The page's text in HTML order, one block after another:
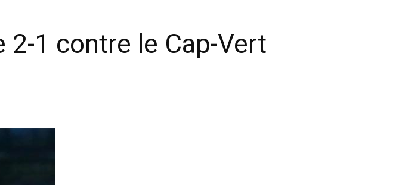
2-1 contre le Cap-Vert